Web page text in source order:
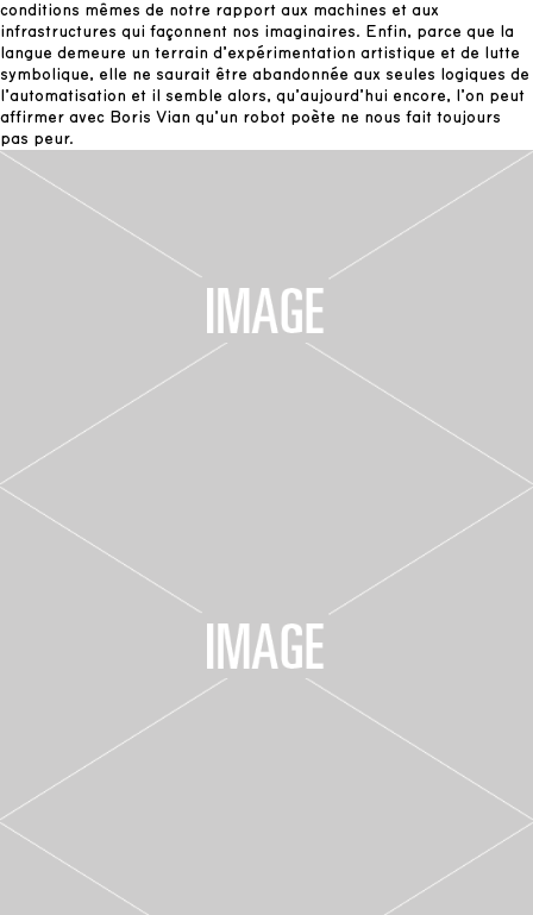
conditions mêmes de notre rapport aux machines et aux
infrastructures qui façonnent nos imaginaires. Enfin, parce que la
langue demeure un terrain d’expérimentation artistique et de lutte
symbolique, elle ne saurait être abandonnée aux seules logiques de
l’automatisation et il semble alors, qu’aujourd’hui encore, l’on peut
affirmer avec Boris Vian qu’un robot poète ne nous fait toujours
pas peur.